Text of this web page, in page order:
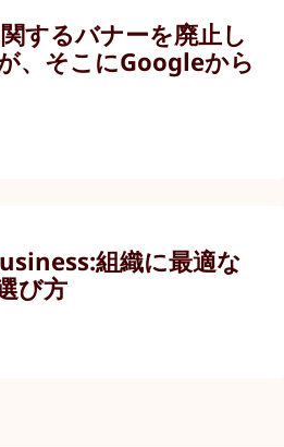
するバナーを廃止し
、そこにGoogleから
組織に最適な
び方